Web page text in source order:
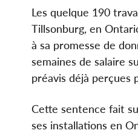
Les quelque 190
Tillsonburg, en
à sa promesse de
semaines de salaire
préavis déjà perçues
Cette sentence fait
ses installations en